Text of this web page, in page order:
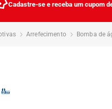
Cadastre-se e receba um cupom
arrefecimento bomba de